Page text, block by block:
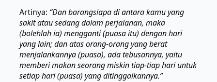
Artinya: “Dan barangsiapa di antara kamu yang
sakit atau sedang dalam perjalanan, maka
(bolehlah ia) mengganti (puasa itu) dengan hari
yang lain; dan atas orang-orang yang berat
menjalankannya (puasa), ada tebusannya, yaitu
memberi makan seorang miskin tiap-tiap hari untuk
setiap hari (puasa) yang ditinggalkannya.”